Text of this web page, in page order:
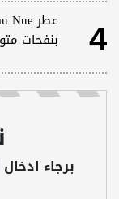
4
بنفحات
برجاء